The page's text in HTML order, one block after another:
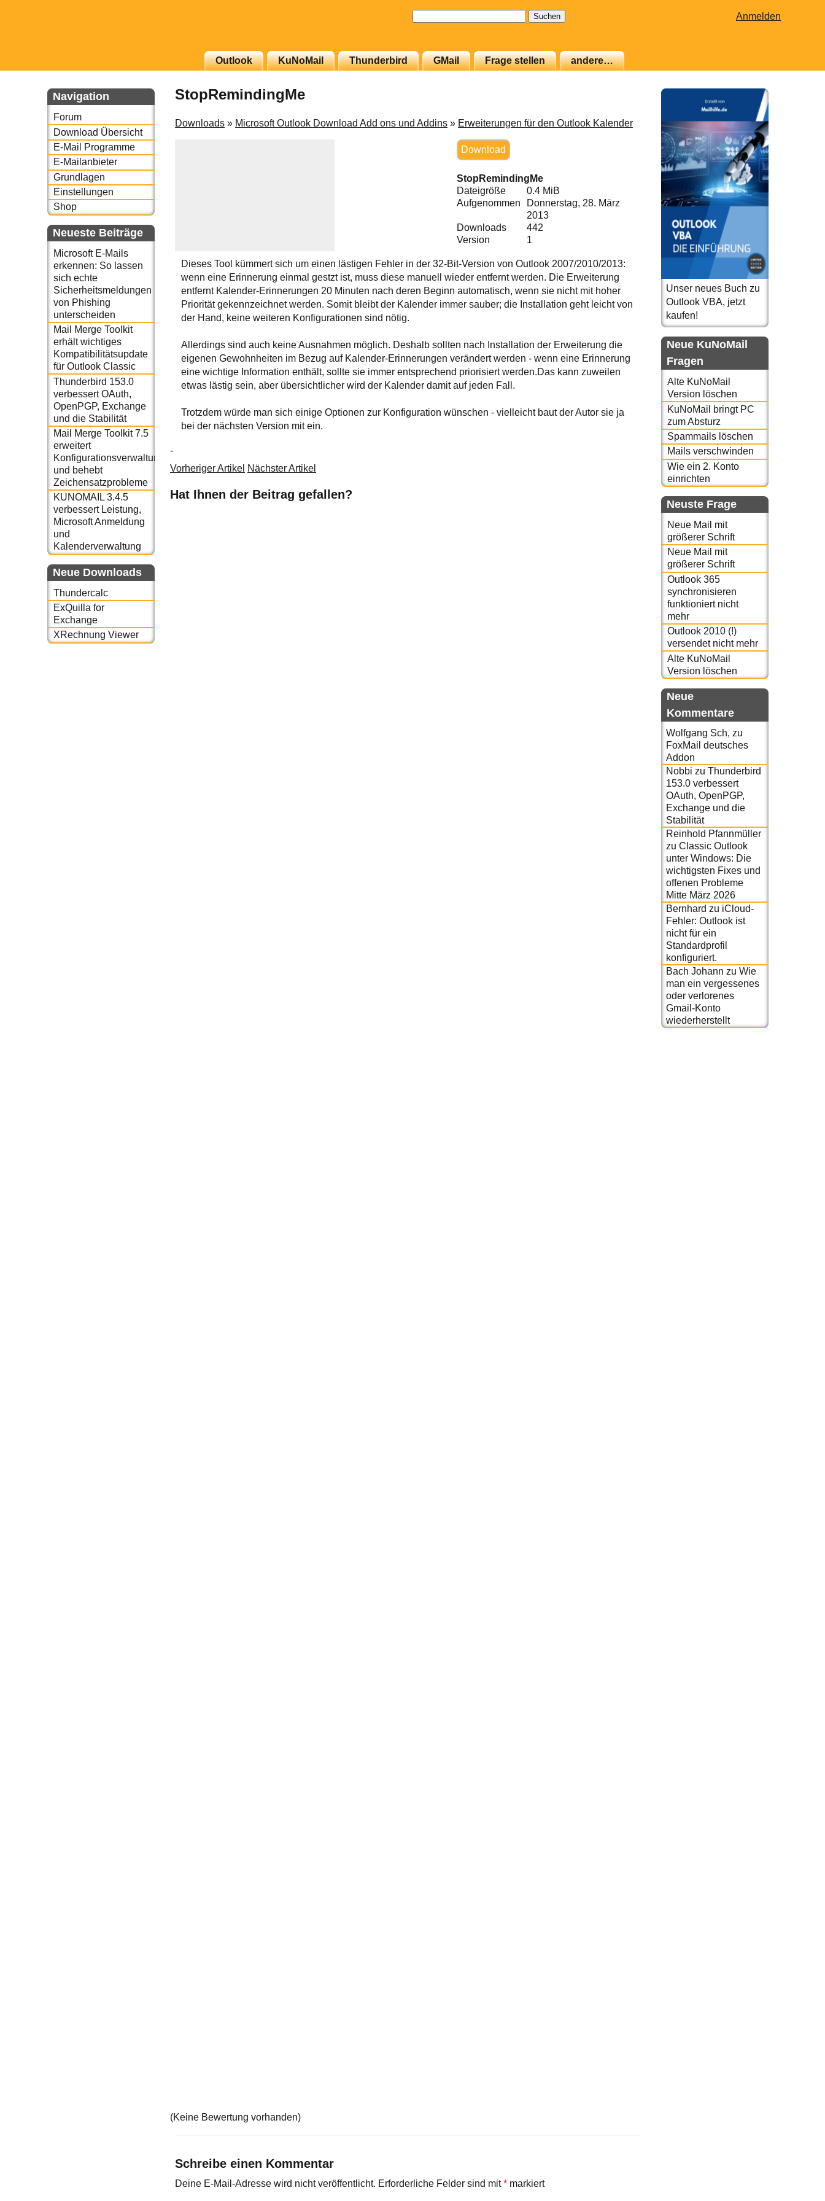
Anmelden
Outlook KuNoMail Thunderbird GMail Frage stellen andere…
Navigation
Forum
Download Übersicht
E-Mail Programme
E-Mailanbieter
Grundlagen
Einstellungen
Shop
Neueste Beiträge
Microsoft E-Mails
erkennen: So lassen
sich echte
Sicherheitsmeldungen
von Phishing
unterscheiden
Mail Merge Toolkit
erhält wichtiges
Kompatibilitätsupdate
für Outlook Classic
Thunderbird 153.0
verbessert OAuth,
OpenPGP, Exchange
und die Stabilität
Mail Merge Toolkit 7.5
erweitert
Konfigurationsverwaltung
und behebt
Zeichensatzprobleme
KUNOMAIL 3.4.5
verbessert Leistung,
Microsoft Anmeldung
und
Kalenderverwaltung
Neue Downloads
Thundercalc
ExQuilla for
Exchange
XRechnung Viewer
StopRemindingMe
Downloads » Microsoft Outlook Download Add ons und Addins » Erweiterungen für den Outlook Kalender
Download
StopRemindingMe
Dateigröße
0.4 MiB
Aufgenommen
Donnerstag, 28. März
2013
Downloads
442
Version
1
Dieses Tool kümmert sich um einen lästigen Fehler in der 32-Bit-Version von Outlook 2007/2010/2013:
wenn eine Erinnerung einmal gestzt ist, muss diese manuell wieder entfernt werden. Die Erweiterung
entfernt Kalender-Erinnerungen 20 Minuten nach deren Beginn automatisch, wenn sie nicht mit hoher
Priorität gekennzeichnet werden. Somit bleibt der Kalender immer sauber; die Installation geht leicht von
der Hand, keine weiteren Konfigurationen sind nötig.
Allerdings sind auch keine Ausnahmen möglich. Deshalb sollten nach Installation der Erweiterung die
eigenen Gewohnheiten im Bezug auf Kalender-Erinnerungen verändert werden - wenn eine Erinnerung
eine wichtige Information enthält, sollte sie immer entsprechend priorisiert werden.Das kann zuweilen
etwas lästig sein, aber übersichtlicher wird der Kalender damit auf jeden Fall.
Trotzdem würde man sich einige Optionen zur Konfiguration wünschen - vielleicht baut der Autor sie ja
bei der nächsten Version mit ein.
-
Vorheriger Artikel Nächster Artikel
Hat Ihnen der Beitrag gefallen?
(Keine Bewertung vorhanden)
Schreibe einen Kommentar
Deine E-Mail-Adresse wird nicht veröffentlicht. Erforderliche Felder sind mit* markiert
Unser neues Buch zu
Outlook VBA, jetzt
kaufen!
Neue KuNoMail
Fragen
Alte KuNoMail
Version löschen
KuNoMail bringt PC
zum Absturz
Spammails löschen
Mails verschwinden
Wie ein 2. Konto
einrichten
Neuste Frage
Neue Mail mit
größerer Schrift
Neue Mail mit
größerer Schrift
Outlook 365
synchronisieren
funktioniert nicht
mehr
Outlook 2010 (!)
versendet nicht mehr
Alte KuNoMail
Version löschen
Neue
Kommentare
Wolfgang Sch, zu
FoxMail deutsches
Addon
Nobbi zu Thunderbird
153.0 verbessert
OAuth, OpenPGP,
Exchange und die
Stabilität
Reinhold Pfannmüller
zu Classic Outlook
unter Windows: Die
wichtigsten Fixes und
offenen Probleme
Mitte März 2026
Bernhard zu iCloud-
Fehler: Outlook ist
nicht für ein
Standardprofil
konfiguriert.
Bach Johann zu Wie
man ein vergessenes
oder verlorenes
Gmail-Konto
wiederherstellt
oder auch